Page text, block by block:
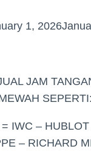
1, 2026
JAM
SEPERTI:
IWC –
– RICHARD